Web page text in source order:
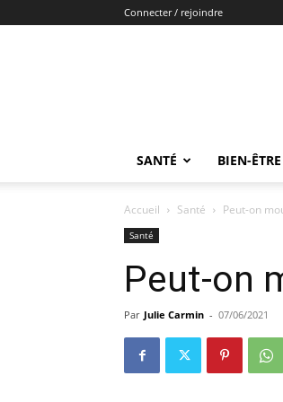
Connecter / rejoindre
SANTÉ BIEN-ÊTRE
Accueil Santé Peut-on
Santé
Peut-on
Par Julie Carmin - 07/06/2021